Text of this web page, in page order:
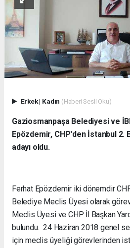
Erkek| Kadın (Haberi Sesli Oku)
Gaziosmanpaşa Belediyesi ve
Epözdemir, CHP'den İstanbul
adayı oldu.
Ferhat Epözdemir iki dönemdir
Belediye Meclis Üyesi olarak
Meclis Üyesi ve CHP İl Başkan
bulundu. 24 Haziran 2018 genel
için meclis üyeliği görevlerinden